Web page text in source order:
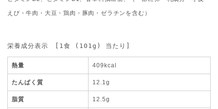
えび・牛肉・大豆・鶏肉・豚肉・ゼラチンを含む）
栄養成分表示　[1食 (101g) 当たり]
熱量 409kcal
たんぱく質 12.1g
脂質 12.5g